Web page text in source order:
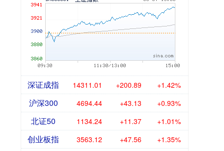
深证成指 14311.01 +200.89 +1.42%
沪深300 4694.44 +43.13 +0.93%
北证50 1134.24 +11.37 +1.01%
创业板指 3563.12 +47.56 +1.35%